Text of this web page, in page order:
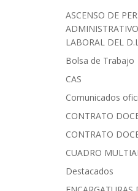
ASCENSO DE
LABORAL DEL
Bolsa de Trabajo
CAS
Comunicados
CONTRATO
CONTRATO
CUADRO
Destacados